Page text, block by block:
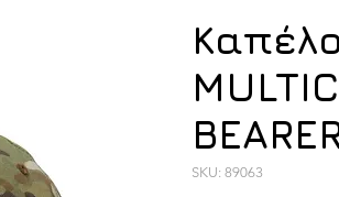
SKU: 89063